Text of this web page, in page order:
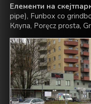
Елементи на
pipe), Funbox со
Клупа, Poręcz prosta,